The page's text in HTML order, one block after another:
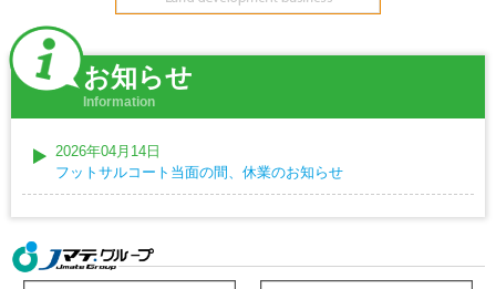
お知らせ
Information
2026年04月14日
フットサルコート当面の間、休業のお知らせ